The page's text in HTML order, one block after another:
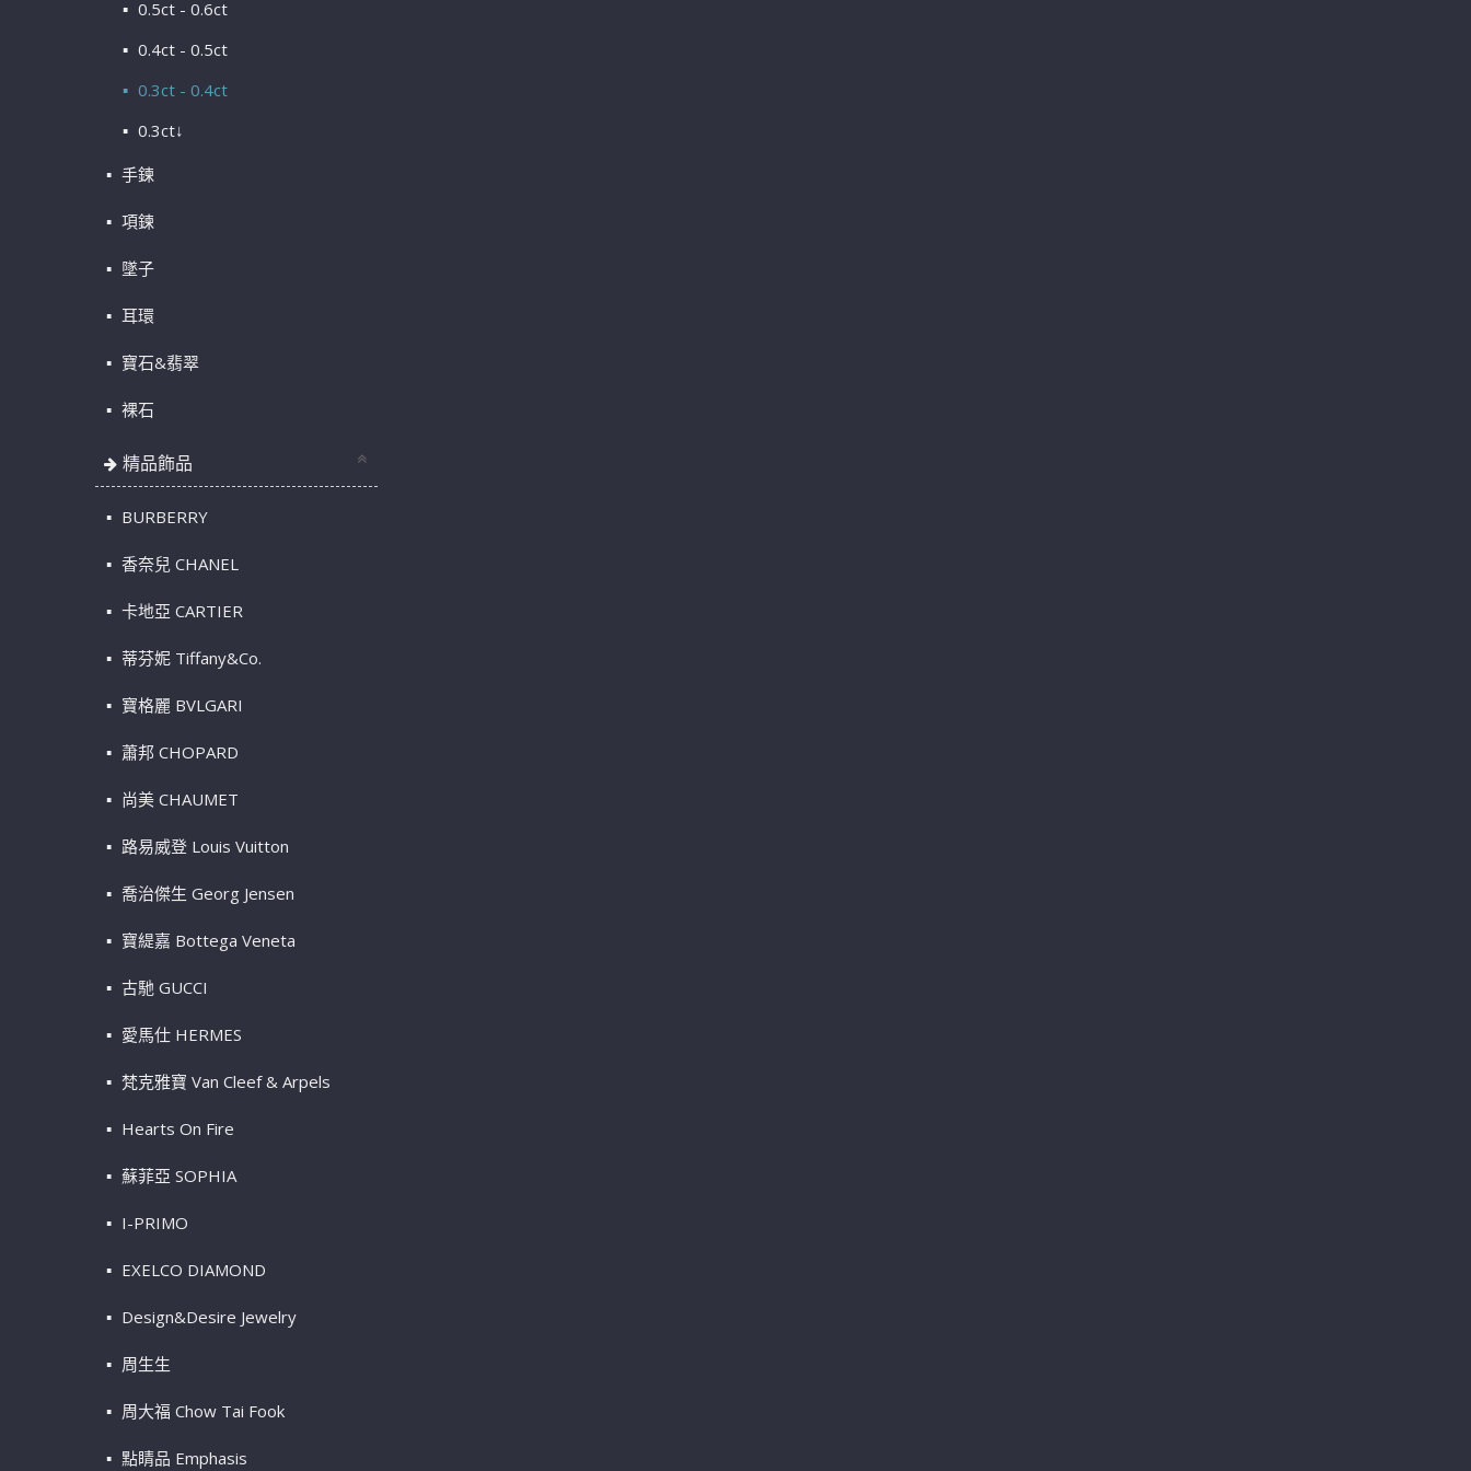
0.5ct - 0.6ct
0.4ct - 0.5ct
0.3ct - 0.4ct
0.3ct↓
手鍊
項鍊
墜子
耳環
寶石&翡翠
裸石
精品飾品
BURBERRY
香奈兒 CHANEL
卡地亞 CARTIER
蒂芬妮 Tiffany&Co.
寶格麗 BVLGARI
蕭邦 CHOPARD
尚美 CHAUMET
路易威登 Louis Vuitton
喬治傑生 Georg Jensen
寶緹嘉 Bottega Veneta
古馳 GUCCI
愛馬仕 HERMES
梵克雅寶 Van Cleef & Arpels
Hearts On Fire
蘇菲亞 SOPHIA
I-PRIMO
EXELCO DIAMOND
Design&Desire Jewelry
周生生
周大福 Chow Tai Fook
點睛品 Emphasis